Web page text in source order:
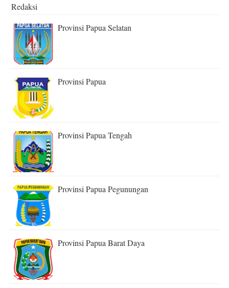
Redaksi
Provinsi Papua Selatan
Provinsi Papua
Provinsi Papua Tengah
Provinsi Papua Pegunungan
Provinsi Papua Barat Daya